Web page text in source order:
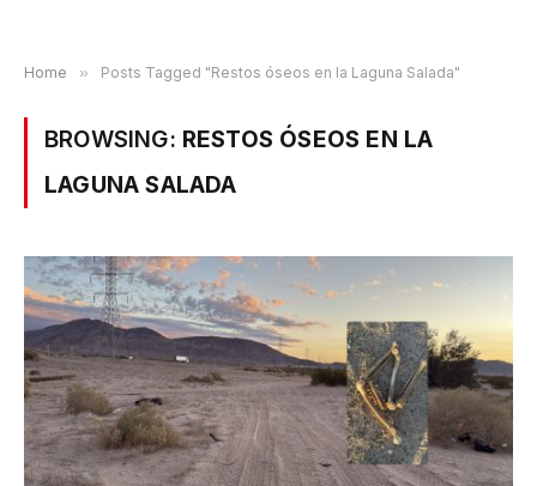
Home » Posts Tagged "Restos óseos en la Laguna Salada"
BROWSING: RESTOS ÓSEOS EN LA
LAGUNA SALADA